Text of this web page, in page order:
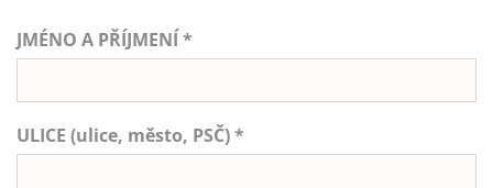
JMÉNO A PŘÍJMENÍ *
ULICE (ulice, město, PSČ) *